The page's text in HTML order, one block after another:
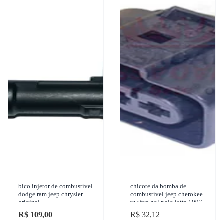
bico injetor de combustível
dodge ram jeep chrysler
original
R$ 109,00
chicote da bomba de
combustível jeep cherokee
vw fox gol polo jetta 1997-
2018 ete 5774
R$ 32,12